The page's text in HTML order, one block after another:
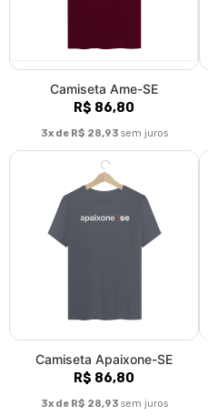
Camiseta Ame-SE
R$ 86,80
3x de R$ 28,93 sem juros
Camiseta Apaixone-SE
R$ 86,80
3x de R$ 28,93 sem juros